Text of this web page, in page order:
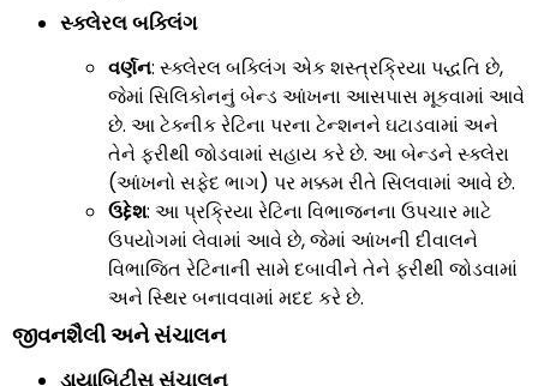
સ્ક્લેરલબક્લિંગ
વર્ણન: સ્ક્લેરલ બક્લિંગ એક શસ્ત્રક્રિયા પદ્ધતિ છે,
જેમાં સિલિકોનનું બેન્ડ આંખના આસપાસ મૂકવામાં આવે
છે. આ ટેક્નીક રેટિના પરના ટેન્શનને ઘટાડવામાં અને
તેને ફરીથી જોડવામાં સહાય કરે છે. આ બેન્ડને સ્ક્લેરા
(આંખનો સફેદ ભાગ) પર મક્કમ રીતે સિલવામાં આવે છે.
ઉદ્દેશ: આ પ્રક્રિયા રેટિના વિભાજનના ઉપચાર માટે
ઉપયોગમાં લેવામાં આવે છે, જેમાં આંખની દીવાલને
વિભાજિત રેટિનાની સામે દબાવીને તેને ફરીથી જોડવામાં
અને સ્થિર બનાવવામાં મદદ કરે છે.
જીવનશૈલી અને સંચાલન
ડાયાબિટીસસંચાલન